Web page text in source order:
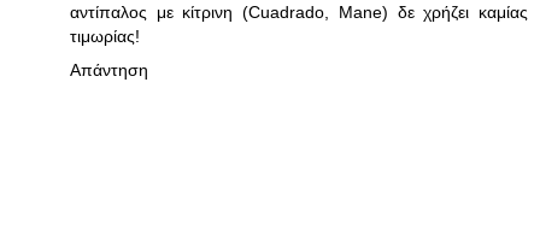
αντίπαλος με κίτρινη (Cuadrado, Mane) δε χρήζει καμίας
τιμωρίας!
Απάντηση